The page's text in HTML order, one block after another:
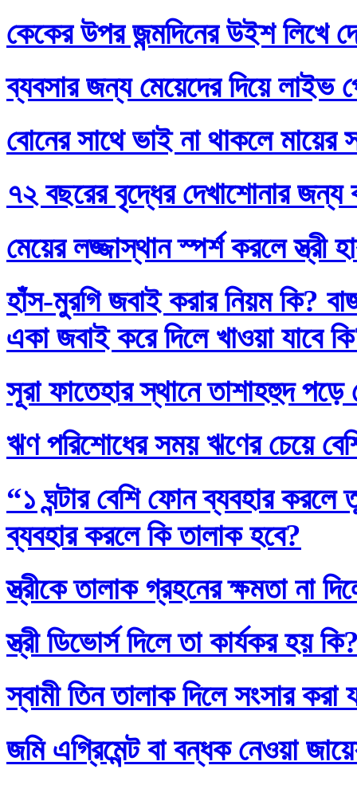
কেকের উপর জন্মদিনের উইশ লিখে
ব্যবসার জন্য মেয়েদের দিয়ে লাইভ
বোনের সাথে ভাই না থাকলে মায়ের
৭২ বছরের বৃদ্ধের দেখাশোনার জন্য
মেয়ের লজ্জাস্থান স্পর্শ করলে স্ত্রী
হাঁস-মুরগি জবাই করার নিয়ম কি?
একা জবাই করে দিলে খাওয়া যাবে
সূরা ফাতেহার স্থানে তাশাহহুদ
ঋণ পরিশোধের সময় ঋণের চেয়ে
“১ ঘন্টার বেশি ফোন ব্যবহার
ব্যবহার করলে কি তালাক হবে?
স্ত্রীকে তালাক গ্রহনের ক্ষমতা না
স্ত্রী ডিভোর্স দিলে তা কার্যকর হয়
স্বামী তিন তালাক দিলে সংসার করা
জমি এগ্রিমেন্ট বা বন্ধক নেওয়া